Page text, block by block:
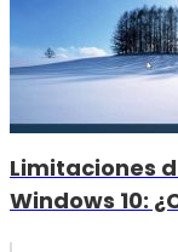
Limitaciones
Windows 10: